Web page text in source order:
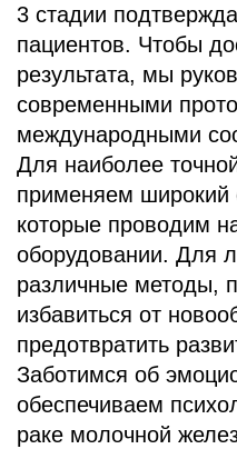
3 стадии
пациентов. Чтобы
результата, мы
современными
международными
Для наиболее
применяем широкий
которые проводим
оборудовании. Для
различные методы,
избавиться от
предотвратить
Заботимся об
обеспечиваем
раке молочной